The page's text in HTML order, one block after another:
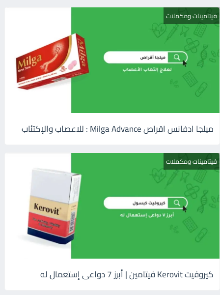
فيتامينات ومكملات
ميلجا ادفانس اقراص Milga Advance : للاعصاب والإكتئاب
فيتامينات ومكملات
كيروفيت Kerovit فيتامين | أبرز 7 دواعى إستعمال له